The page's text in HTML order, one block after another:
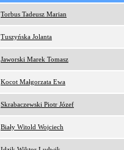
Torbus Tadeusz Marian
Tuszyńska Jolanta
Jaworski Marek Tomasz
Kocot Małgorzata Ewa
Skrabaczewski Piotr Józef
Biały Witold Wojciech